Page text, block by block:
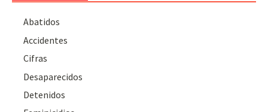
Abatidos
Accidentes
Cifras
Desaparecidos
Detenidos